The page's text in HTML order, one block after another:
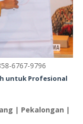
6767-9796
untuk Profesional
| Pekalongan |